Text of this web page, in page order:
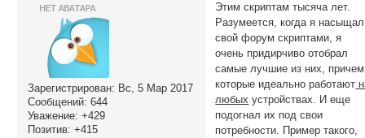
Зарегистрирован: Вс, 5 Мар 2017
Сообщений: 644
Уважение: +429
Позитив: +415
Этим скриптам тысяча лет.
Разумеется, когда я насыщал
свой форум скриптами, я
очень придирчиво отобрал
самые лучшие из них,
которые идеально работают
любых устройствах. И еще
подогнал их под свои
потребности. Пример такого,